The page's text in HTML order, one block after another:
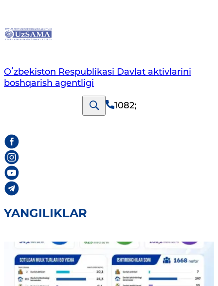
Oʻzbekiston Respublikasi Davlat aktivlarini
boshqarish agentligi
1082;
YANGILIKLAR